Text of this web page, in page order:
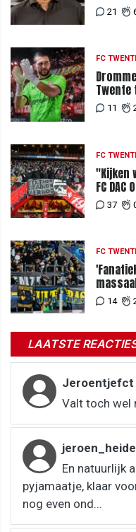
21
FC
Twente
11
FC
"Kijken
FC
blij met
37
FC
14
LAATSTE
Jeroentjefct
Valt toch wel
En natuurlijk
pyjamaatje, klaar
nog even ond...